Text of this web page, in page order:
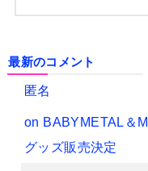
最新のコメント
匿名
on BABYMETAL＆
グッズ販売決定